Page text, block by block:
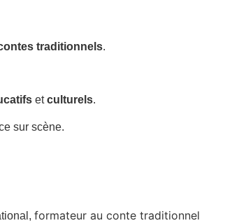
traditionnels.
etculturels.
sur scène.
formateur au conte traditionnel